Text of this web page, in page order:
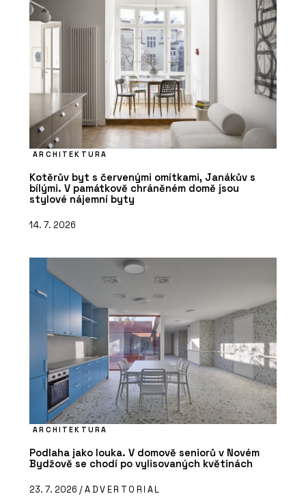
ARCHITEKTURA
Kotěrův byt s červenými omítkami, Janákův s
bílými. V památkově chráněném domě jsou
stylové nájemní byty
14. 7. 2026
ARCHITEKTURA
Podlaha jako louka. V domově seniorů v Novém
Bydžově se chodí po vylisovaných květinách
23. 7. 2026 /ADVERTORIAL